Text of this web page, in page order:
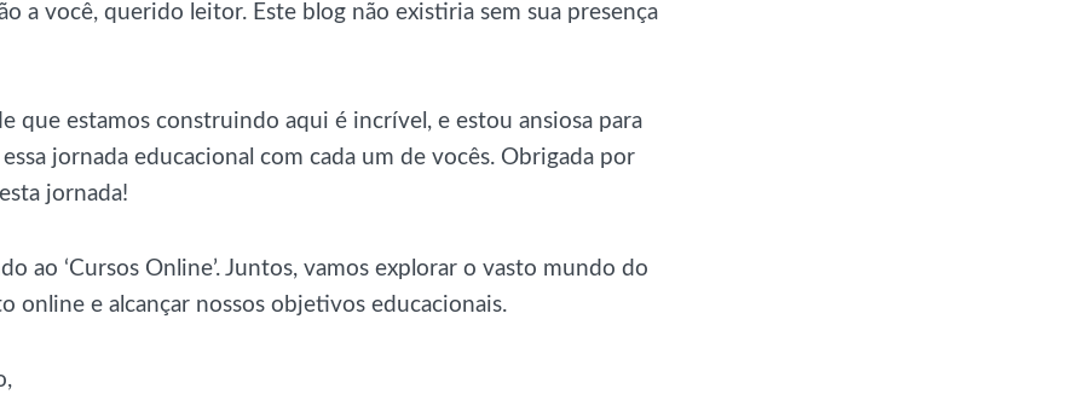
a você, querido leitor. Este blog não existiria sem sua presença
que estamos construindo aqui é incrível, e estou ansiosa para
jornada educacional com cada um de vocês. Obrigada por
jornada!
ao ‘Cursos Online’. Juntos, vamos explorar o vasto mundo do
online e alcançar nossos objetivos educacionais.